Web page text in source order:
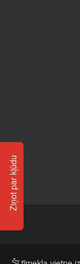
Ziņot par kļūdu